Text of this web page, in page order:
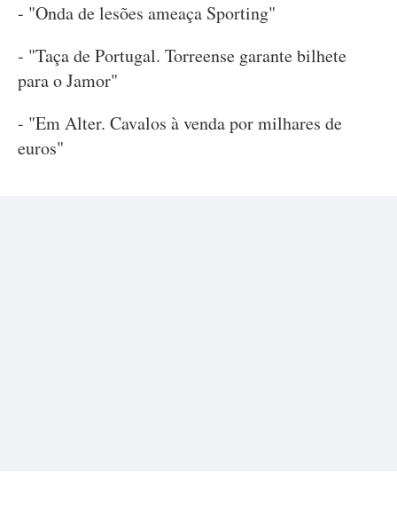
- "Onda de lesões ameaça Sporting"
- "Taça de Portugal. Torreense garante bilhete
para o Jamor"
- "Em Alter. Cavalos à venda por milhares de
euros"